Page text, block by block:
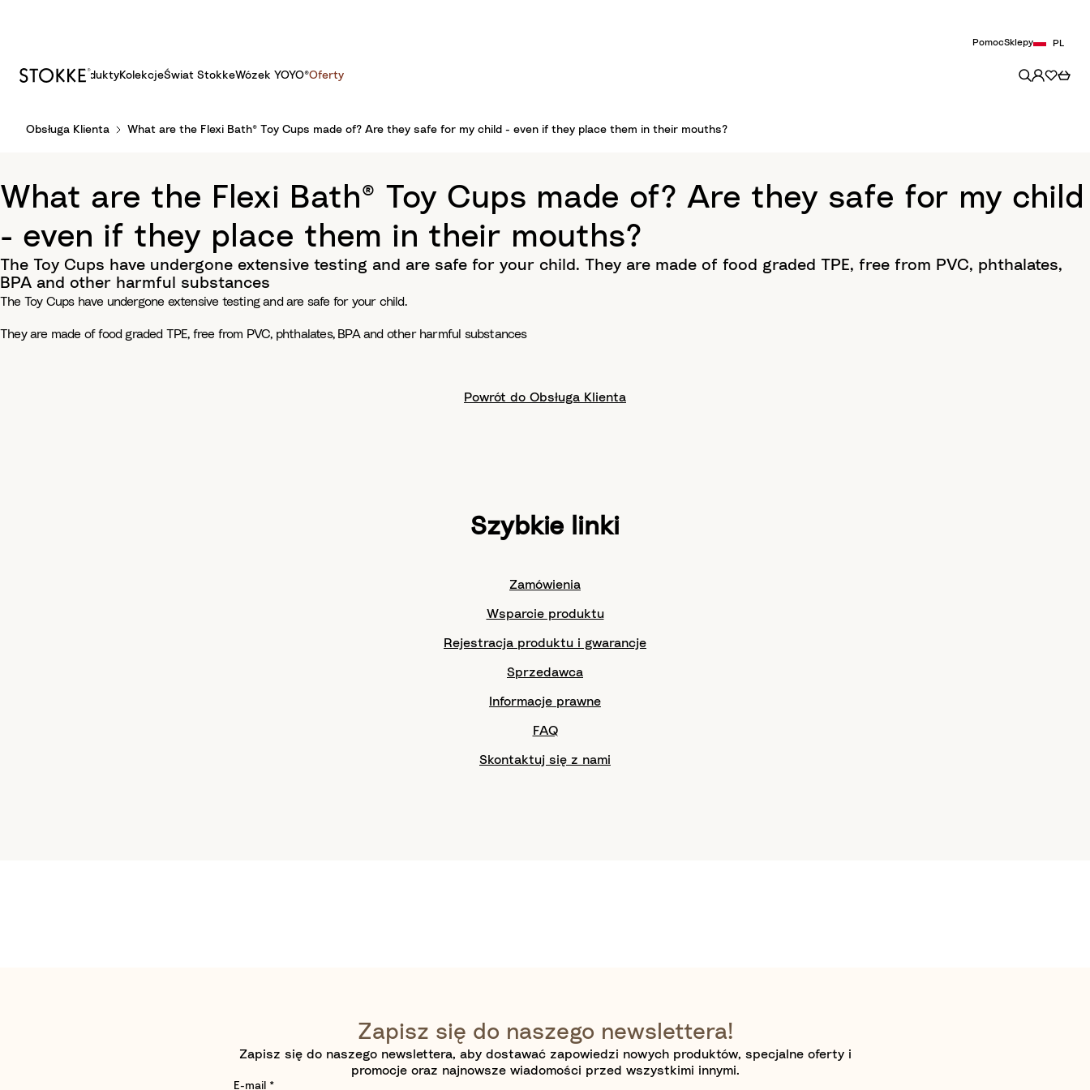
t
n
t
n
PomocSklepy PL
ProduktyKolekcjeŚwiat StokkeWózek YOYO®Oferty
Obsługa Klienta What are the Flexi Bath® Toy Cups made of? Are they safe for my child - even if they place them in their mouths?
What are the Flexi Bath® Toy Cups made of? Are they safe for my child
- even if they place them in their mouths?
The Toy Cups have undergone extensive testing and are safe for your child. They are made of food graded TPE, free from PVC, phthalates,
BPA and other harmful substances
The Toy Cups have undergone extensive testing and are safe for your child.
They are made of food graded TPE, free from PVC, phthalates, BPA and other harmful substances
Powrót do Obsługa Klienta
Szybkie linki
Zamówienia
Wsparcie produktu
Rejestracja produktu i gwarancje
Sprzedawca
Informacje prawne
FAQ
Skontaktuj się z nami
Zapisz się do naszego newslettera!
Zapisz się do naszego newslettera, aby dostawać zapowiedzi nowych produktów, specjalne oferty i
promocje oraz najnowsze wiadomości przed wszystkimi innymi.
E-mail *